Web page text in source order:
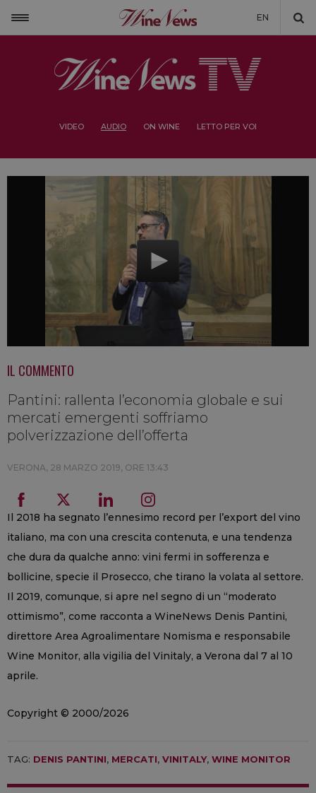
EN
VIDEO AUDIO ON WINE LETTO PER VOI
IL COMMENTO
Pantini: rallenta l’economia globale e sui
mercati emergenti soffriamo
polverizzazione dell’offerta
VERONA, 28 MARZO 2019, ORE 13:43
Il 2018 ha segnato l’ennesimo record per l’export del vino
italiano, ma con una crescita contenuta, e una tendenza
che dura da qualche anno: vini fermi in sofferenza e
bollicine, specie il Prosecco, che tirano la volata al settore.
Il 2019, comunque, si apre nel segno di un “moderato
ottimismo”, come racconta a WineNews Denis Pantini,
direttore Area Agroalimentare Nomisma e responsabile
Wine Monitor, alla vigilia del Vinitaly, a Verona dal 7 al 10
aprile.
Copyright © 2000/2026
TAG: DENIS PANTINI, MERCATI, VINITALY, WINE MONITOR